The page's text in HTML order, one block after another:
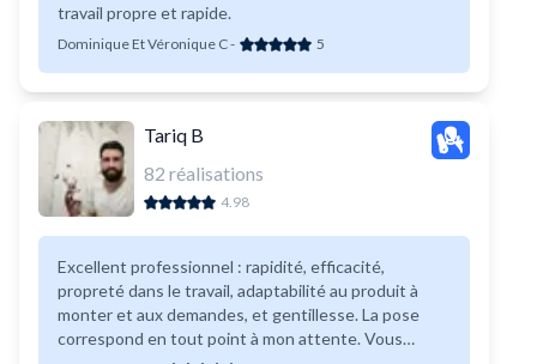
travail propre et rapide.
Dominique Et Véronique C- 5
Tariq B
82 réalisations
4.98
Excellent professionnel : rapidité, efficacité,
propreté dans le travail, adaptabilité au produit à
monter et aux demandes, et gentillesse. La pose
correspond en tout point à mon attente. Vous